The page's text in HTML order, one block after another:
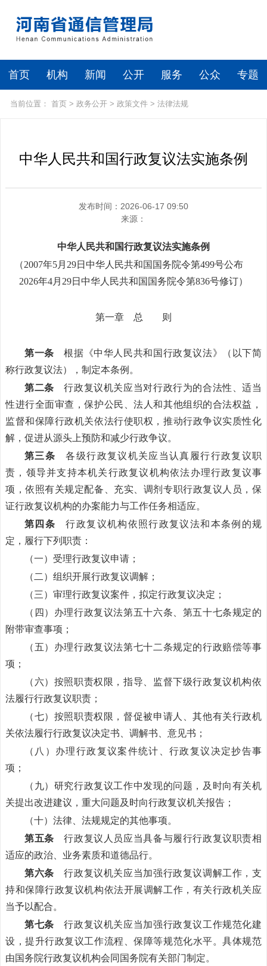
首页 机构 新闻 公开 服务 公众 专题
当前位置： 首页> 政务公开> 政策文件> 法律法规
中华人民共和国行政复议法实施条例
发布时间：2026-06-17 09:50
来源：
中华人民共和国行政复议法实施条例
（2007年5月29日中华人民共和国国务院令第499号公布
2026年4月29日中华人民共和国国务院令第836号修订）
第一章 总 则
第一条 根据《中华人民共和国行政复议法》（以下简
称行政复议法），制定本条例。
第二条 行政复议机关应当对行政行为的合法性、适当
性进行全面审查，保护公民、法人和其他组织的合法权益，
监督和保障行政机关依法行使职权，推动行政争议实质性化
解，促进从源头上预防和减少行政争议。
第三条 各级行政复议机关应当认真履行行政复议职
责，领导并支持本机关行政复议机构依法办理行政复议事
项，依照有关规定配备、充实、调剂专职行政复议人员，保
证行政复议机构的办案能力与工作任务相适应。
第四条 行政复议机构依照行政复议法和本条例的规
定，履行下列职责：
（一）受理行政复议申请；
（二）组织开展行政复议调解；
（三）审理行政复议案件，拟定行政复议决定；
（四）办理行政复议法第五十六条、第五十七条规定的
附带审查事项；
（五）办理行政复议法第七十二条规定的行政赔偿等事
项；
（六）按照职责权限，指导、监督下级行政复议机构依
法履行行政复议职责；
（七）按照职责权限，督促被申请人、其他有关行政机
关依法履行行政复议决定书、调解书、意见书；
（八）办理行政复议案件统计、行政复议决定抄告事
项；
（九）研究行政复议工作中发现的问题，及时向有关机
关提出改进建议，重大问题及时向行政复议机关报告；
（十）法律、法规规定的其他事项。
第五条 行政复议人员应当具备与履行行政复议职责相
适应的政治、业务素质和道德品行。
第六条 行政复议机关应当加强行政复议调解工作，支
持和保障行政复议机构依法开展调解工作，有关行政机关应
当予以配合。
第七条 行政复议机关应当加强行政复议工作规范化建
设，提升行政复议工作流程、保障等规范化水平。具体规范
由国务院行政复议机构会同国务院有关部门制定。